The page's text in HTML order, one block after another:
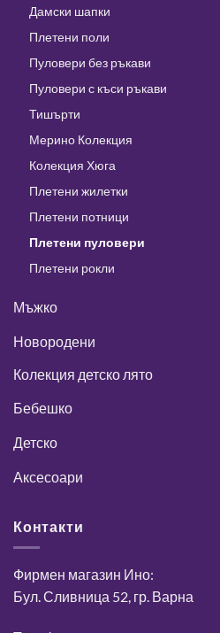
Дамски шапки
Плетени поли
Пуловери без ръкави
Пуловери с къси ръкави
Тишърти
Мерино Колекция
Колекция Хюга
Плетени жилетки
Плетени потници
Плетени пуловери
Плетени рокли
Мъжко
Новородени
Колекция детско лято
Бебешко
Детско
Аксесоари
Контакти
Фирмен магазин Ино:
Бул. Сливница 52, гр. Варна